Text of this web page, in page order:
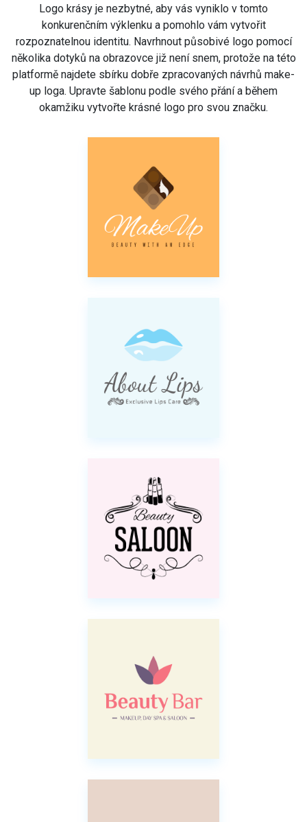
Logo krásy je nezbytné, aby vás vyniklo v tomto
konkurenčním výklenku a pomohlo vám vytvořit
rozpoznatelnou identitu. Navrhnout působivé logo pomocí
několika dotyků na obrazovce již není snem, protože na této
platformě najdete sbírku dobře zpracovaných návrhů make-
up loga. Upravte šablonu podle svého přání a během
okamžiku vytvořte krásné logo pro svou značku.